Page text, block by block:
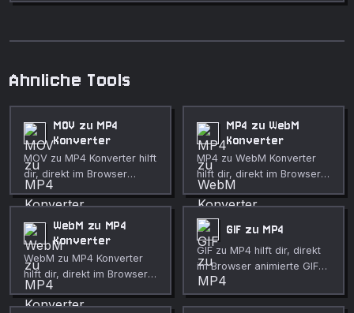
Ahnliche Tools
MOV zu MP4
Konverter
MOV zu MP4 Konverter hilft
dir, direkt im Browser
QuickTime-MOV-Dateien in
besser abspielbare MP4-
Dateien umzuwandeln.
Nutze es für schnelle,
private Medienbereinigung,
Veröffentlichungen,
Unterricht, Demos und
alltägliche Bearbeitung.
MP4 zu WebM
Konverter
MP4 zu WebM Konverter
hilft dir, direkt im Browser
MP4-Videos in kompakte
WebM-Dateien
umzuwandeln. Nutze es für
schnelle, private
Medienbereinigung,
Veröffentlichungen,
Unterricht, Demos und
WebM zu MP4
Konverter
WebM zu MP4 Konverter
hilft dir, direkt im Browser
WebM-Videos in
kompatiblere MP4-Dateien
GIF zu MP4
GIF zu MP4 hilft dir, direkt
im Browser animierte GIFs
in Videos umzuwandeln.
Nutze es für schnelle,